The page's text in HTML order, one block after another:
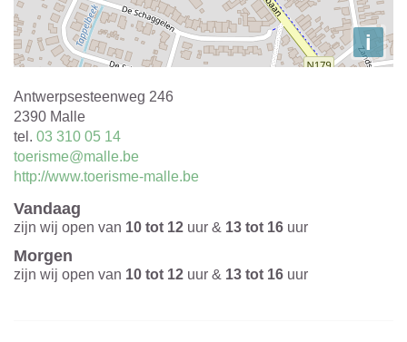
i
Adres
Antwerpsesteenweg 246
,
2390 Malle
tel. 03 310 05 14
E-
mail
toerisme@malle.be
Website
http://www.toerisme-malle.be
Vandaag
zijn wij open van 10 tot 12 uur & 13 tot 16 uur
Morgen
zijn wij open van 10 tot 12 uur & 13 tot 16 uur